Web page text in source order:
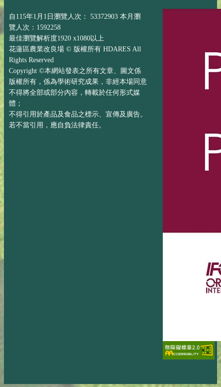
自115年1月1日瀏覽人次： 53372903 本月瀏
覽人次：1592258
最佳瀏覽解析度1920 x1080以上
花蓮區農業改良場 © 版權所有 HDARES All
Rights Reserved
Copyright ©本網站發表之所有文章、圖文係
版權所有，係為學術研究成果，非經本場同意
不得將全部或部分內容，轉載於任何形式媒
體；
不得引用於產品及食品之標示、宣傳及廣告。
若不當引用，應自負法律責任。